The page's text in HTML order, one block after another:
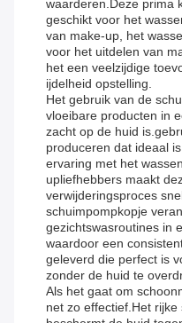
waarderen.Deze prima
geschikt voor het
van make-up, het
voor het uitdelen van
het een veelzijdige
ijdelheid opstelling.
Het gebruik van de
vloeibare producten in
zacht op de huid
produceren dat ideaal
ervaring met het
upliefhebbers maakt
verwijderingsproces
schuimpompkopje
gezichtswasroutines in
waardoor een
geleverd die perfect is
zonder de huid te
Als het gaat om
net zo effectief.Het